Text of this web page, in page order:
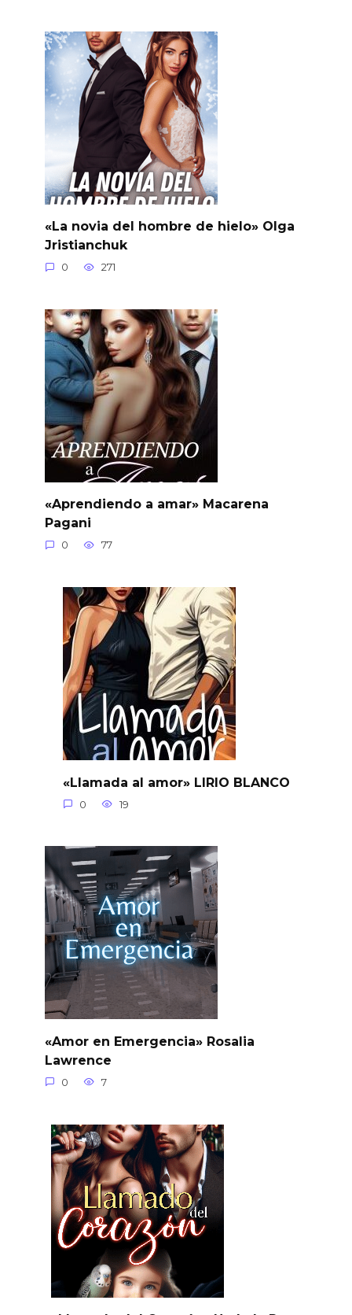
«La novia del hombre de hielo» Olga
Jristianchuk
0 271
«Aprendiendo a amar» Macarena
Pagani
0 77
«Llamada al amor» LIRIO BLANCO
0 19
«Amor en Emergencia» Rosalia
Lawrence
0 7